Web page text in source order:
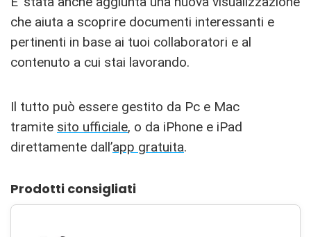
che aiuta a scoprire documenti interessanti e
pertinenti in base ai tuoi collaboratori e al
contenuto a cui stai lavorando.
Il tutto può essere gestito da Pc e Mac
tramite sito ufficiale, o da iPhone e iPad
direttamente dall’app gratuita.
Prodotti consigliati